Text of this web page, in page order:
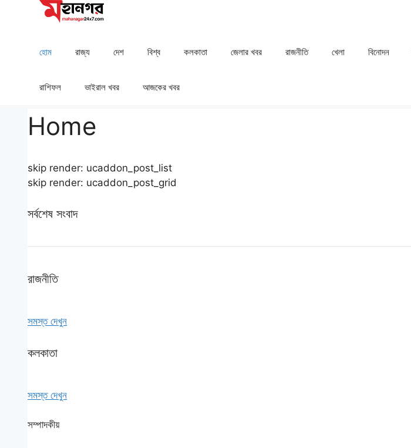
হোম রাজ্য দেশ ⁠বিশ্ব কলকাতা ⁠⁠জেলার খবর রাজনীতি খেলা ⁠বিনোদন
রাশিফল ⁠⁠ভাইরাল খবর আজকের খবর
Home
skip render: ucaddon_post_list
skip render: ucaddon_post_grid
সর্বশেষ সংবাদ
রাজনীতি
সমস্ত দেখুন
কলকাতা
সমস্ত দেখুন
সম্পাদকীয়